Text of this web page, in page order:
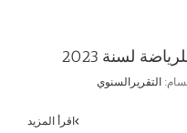
لسنة 2023
التقريرالسنوي
اقرأ المزيد